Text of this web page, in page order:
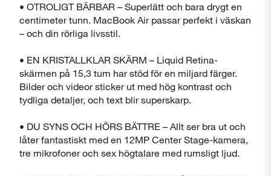
• OTROLIGT BÄRBAR – Superlätt och bara drygt en
centimeter tunn. MacBook Air passar perfekt i väskan
– och din rörliga livsstil.
• EN KRISTALLKLAR SKÄRM – Liquid Retina-
skärmen på 15,3 tum har stöd för en miljard färger.
Bilder och videor sticker ut med hög kontrast och
tydliga detaljer, och text blir superskarp.
• DU SYNS OCH HÖRS BÄTTRE – Allt ser bra ut och
låter fantastiskt med en 12MP Center Stage-kamera,
tre mikrofoner och sex högtalare med rumsligt ljud.